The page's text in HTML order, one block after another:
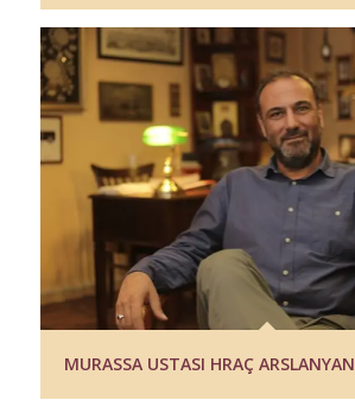
MURASSA USTASI HRAÇ ARSLANYAN